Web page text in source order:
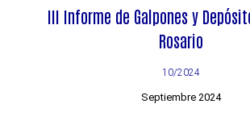
III Informe de Galpones y
Rosario
10/2024
Septiembre 2024